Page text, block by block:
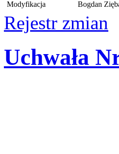
Modyfikacja
Bogdan
Rejestr zmian
Uchwała